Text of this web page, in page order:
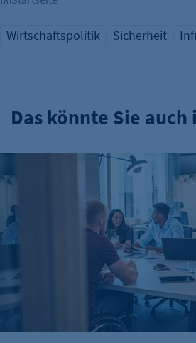
Wirtschaftspolitik Sicherheit
Das könnte Sie
Gründungszahlen steigen,